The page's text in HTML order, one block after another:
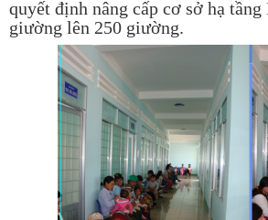
quyết định nâng cấp cơ sở hạ
giường lên 250 giường.